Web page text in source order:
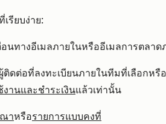
รียบง่าย:
อนทางอีเมลภายในหรืออีเมลการตลาด
ดต่อที่ลงทะเบียนภายในทีมที่เลือกหรื
งานและชำระเงินแล้วเท่านั้น
าหรือรายการแบบคงที่